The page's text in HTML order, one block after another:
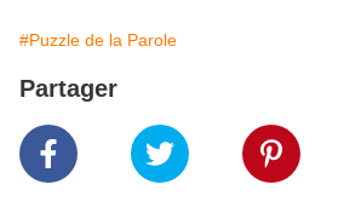
#Puzzle de la Parole
Partager